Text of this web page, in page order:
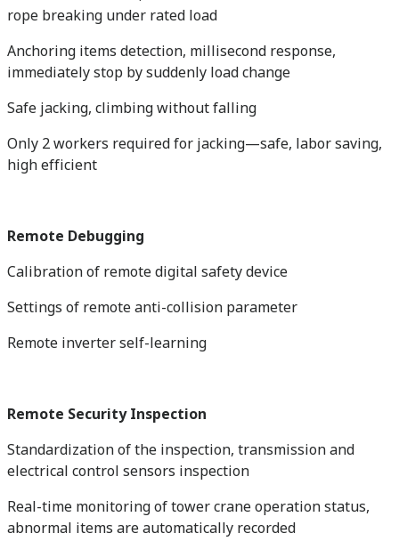
rope breaking under rated load
Anchoring items detection, millisecond response,
immediately stop by suddenly load change
Safe jacking, climbing without falling
Only 2 workers required for jacking—safe, labor saving,
high efficient
Remote Debugging
Calibration of remote digital safety device
Settings of remote anti-collision parameter
Remote inverter self-learning
Remote Security Inspection
Standardization of the inspection, transmission and
electrical control sensors inspection
Real-time monitoring of tower crane operation status,
abnormal items are automatically recorded